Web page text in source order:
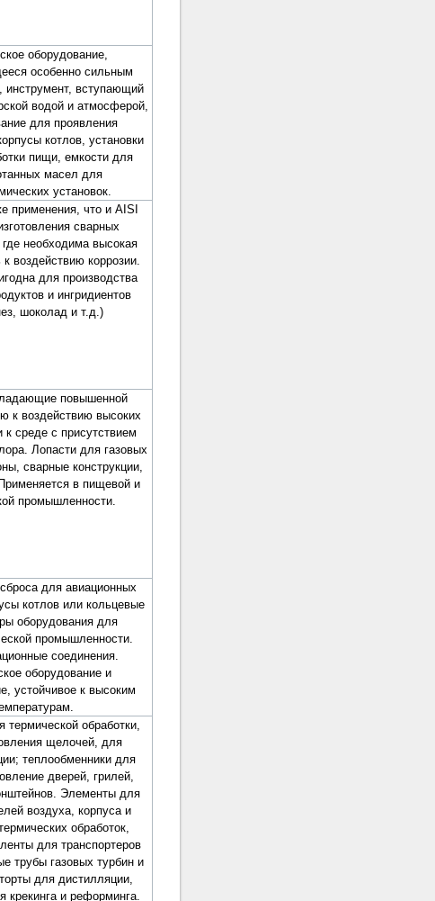
оборудование,
особенно сильным
инструмент, вступающий
водой и атмосферой,
для проявления
котлов, установки
пищи, емкости для
масел для
установок.
применения, что и AISI
сварных
где необходима высокая
к воздействию коррозии.
для производства
и ингридиентов
шоколад и т.д.)
повышенной
к воздействию высоких
к среде с присутствием
Лопасти для газовых
сварные конструкции,
в пищевой и
промышленности.
для авиационных
котлов или кольцевые
оборудования для
промышленности.
соединения.
оборудование и
устойчивое к высоким
термической обработки,
щелочей, для
теплообменники для
дверей, грилей,
Элементы для
воздуха, корпуса и
обработок,
для транспортеров
трубы газовых турбин и
для дистилляции,
крекинга и реформинга.